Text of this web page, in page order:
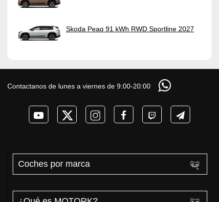
Skoda Peaq 91 kWh RWD Sportline 2027
Contactanos de lunes a viernes de 9:00-20:00
Coches por marca